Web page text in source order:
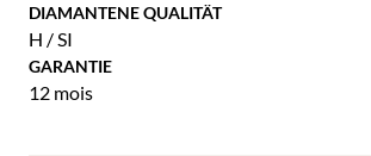
DIAMANTENE QUALITÄT
H / SI
GARANTIE
12 mois